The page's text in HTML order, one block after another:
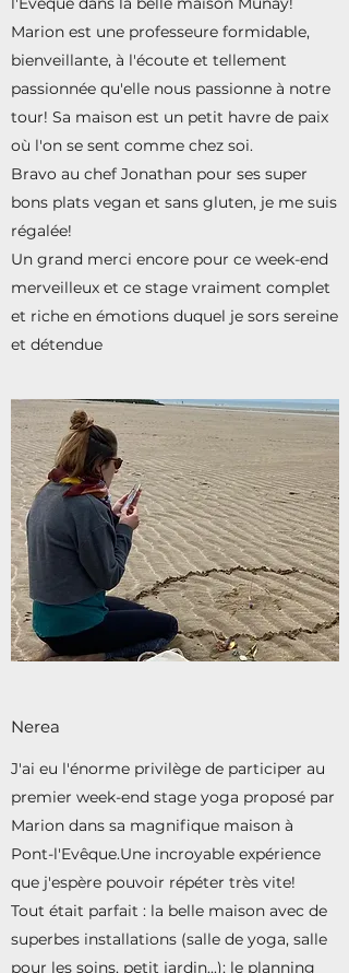
Marion est une professeure formidable,
bienveillante, à l'écoute et tellement
passionnée qu'elle nous passionne à notre
tour! Sa maison est un petit havre de paix
où l'on se sent comme chez soi.
Bravo au chef Jonathan pour ses super
bons plats vegan et sans gluten, je me suis
régalée!
Un grand merci encore pour ce week-end
merveilleux et ce stage vraiment complet
et riche en émotions duquel je sors sereine
et détendue
Nerea
J'ai eu l'énorme privilège de participer au
premier week-end stage yoga proposé par
Marion dans sa magnifique maison à
Pont-l'Evêque.Une incroyable expérience
que j'espère pouvoir répéter très vite!
Tout était parfait : la belle maison avec de
superbes installations (salle de yoga, salle
pour les soins, petit jardin...); le planning